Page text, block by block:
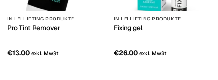
IN LEI LIFTING PRODUKTE
Pro Tint Remover
€13.00 exkl. MwSt
IN LEI LIFTING PRODUKTE
Fixing gel
€26.00 exkl. MwSt